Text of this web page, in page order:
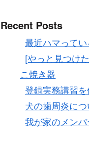
Recent Posts
最近ハマって
[やっと見つけ
こ焼き器
登録実務講習
犬の歯周炎につ
我が家のメン